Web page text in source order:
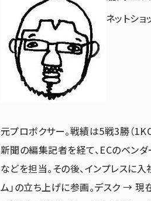
ネットシ
元プロボクサー。戦績は5戦3勝（
新聞の編集記者を経て、ECのベン
などを担当。その後、インプレスに入
ム」の立ち上げに参画。デスク → 現